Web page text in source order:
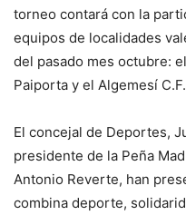
torneo contará con la
equipos de localidades
del pasado mes octubre:
Paiporta y el Algemesí C.F.
El concejal de Deportes,
presidente de la Peña
Antonio Reverte, han
combina deporte,